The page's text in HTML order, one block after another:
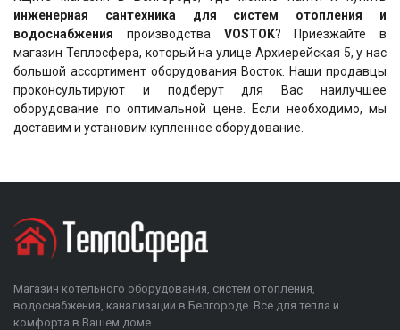
инженерная сантехника для систем отопления и
водоснабжения производства VOSTOK? Приезжайте в
магазин Теплосфера, который на улице Архиерейская 5, у нас
большой ассортимент оборудования Восток. Наши продавцы
проконсультируют и подберут для Вас наилучшее
оборудование по оптимальной цене. Если необходимо, мы
доставим и установим купленное оборудование.
Магазин котельного оборудования, систем отопления,
водоснабжения, канализации в Белгороде. Все для тепла и
комфорта в Вашем доме.